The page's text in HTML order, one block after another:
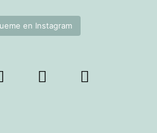
en Instagram